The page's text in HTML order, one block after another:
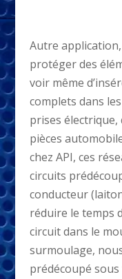
Autre
protéger des
voir même
complets dans
prises électrique,
pièces
chez API, ces
circuits
conducteur
réduire le temps
circuit dans le
surmoulage,
prédécoupé sous